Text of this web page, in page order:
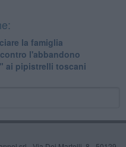
la famiglia
l'abbandono
ai pipistrelli toscani